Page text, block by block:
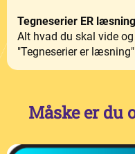
Tegneserier ER
Alt hvad du skal vide
"Tegneserier er
Måske er du